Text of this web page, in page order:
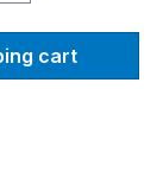
desired
cart